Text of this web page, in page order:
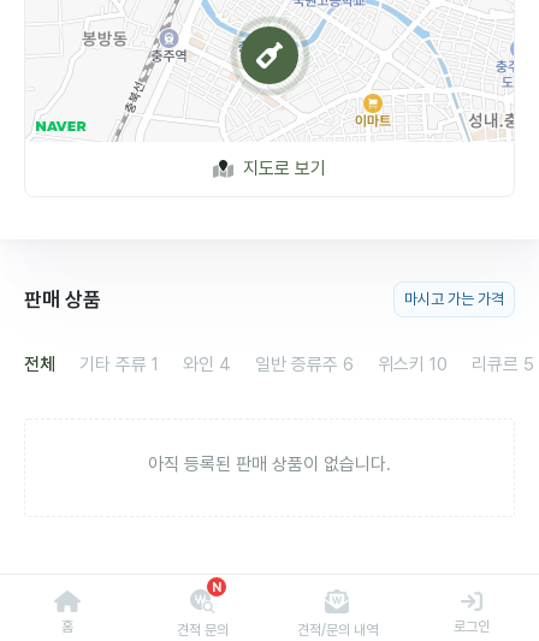
지도로 보기
판매 상품 마시고 가는 가격
전체 기타 주류 1 와인 4 일반 증류주 6 위스키 10 리큐르 5
아직 등록된 판매 상품이 없습니다.
홈
N
견적 문의 견적/문의 내역 로그인